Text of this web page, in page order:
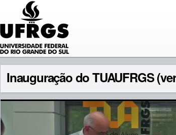
Inauguração do TUAUFRGS